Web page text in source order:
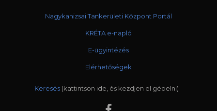
Nagykanizsai Tankerületi Központ Portál
KRÉTA e-napló
E-ügyintézés
Elérhetőségek
Keresés